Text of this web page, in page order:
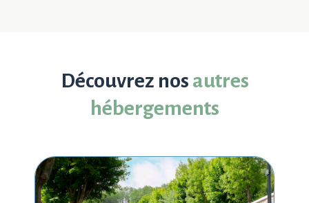
Découvrez nos autres
hébergements